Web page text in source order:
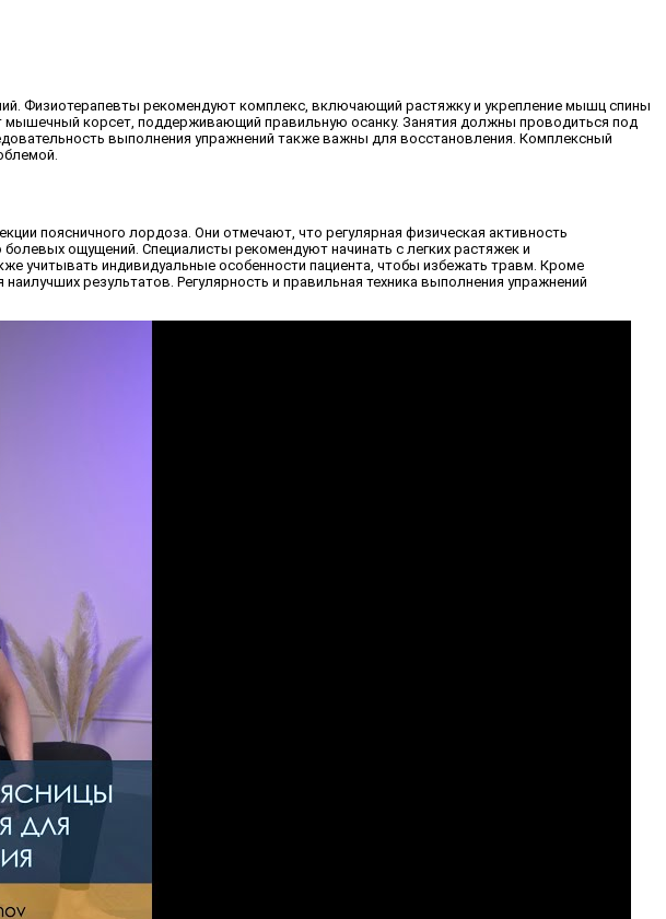
Физиотерапевты рекомендуют комплекс, включающий растяжку и укрепление мышц спины
корсет, поддерживающий правильную осанку. Занятия должны проводиться под
выполнения упражнений также важны для восстановления. Комплексный
поясничного лордоза. Они отмечают, что регулярная физическая активность
ощущений. Специалисты рекомендуют начинать с легких растяжек и
учитывать индивидуальные особенности пациента, чтобы избежать травм. Кроме
результатов. Регулярность и правильная техника выполнения упражнений